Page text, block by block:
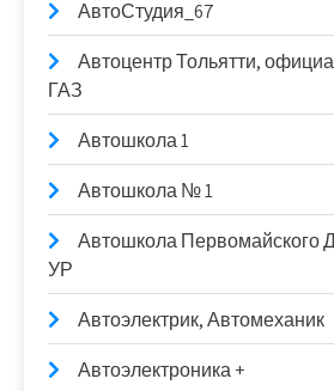
АвтоСтудия_67
Автоцентр Тольятти,
ГАЗ
Автошкола 1
Автошкола № 1
Автошкола Первомайского
УР
Автоэлектрик, Автомеханик
Автоэлектроника +